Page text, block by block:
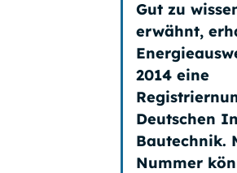
Gut zu
erwähnt,
2014 eine
Deutschen
Bautechnik.
Nummer